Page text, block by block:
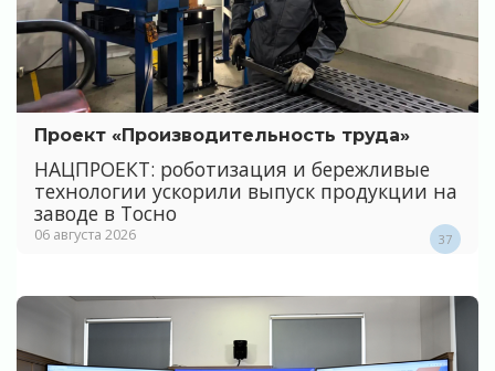
Проект «Производительность труда»
НАЦПРОЕКТ: роботизация и бережливые
технологии ускорили выпуск продукции на
заводе в Тосно
06 августа 2026 37